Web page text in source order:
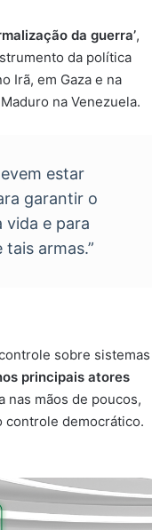
da guerra’,
da política
Irã, em Gaza e na
na Venezuela.
estar
garantir o
vida e para
armas.”
sobre sistemas
principais atores
nas mãos de poucos,
controle democrático.